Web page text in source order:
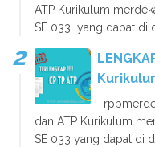
ATP Kurikulum
SE 033 yang dapat di
dan ATP Kurikulum
SE 033 yang dapat di